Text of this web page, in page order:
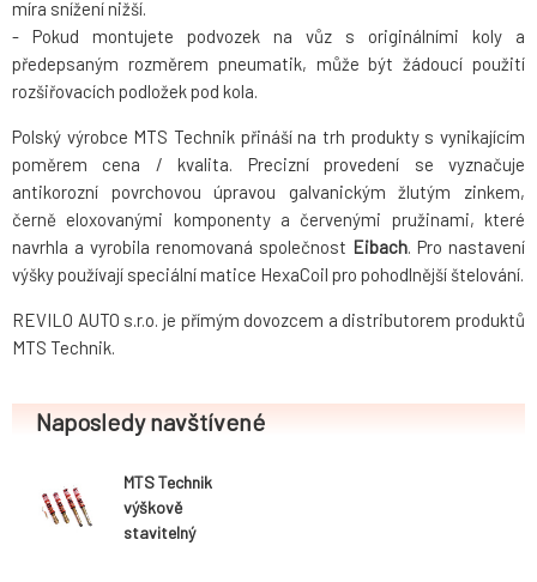
míra snížení nižší.
- Pokud montujete podvozek na vůz s originálními koly a
předepsaným rozměrem pneumatik, může být žádoucí použití
rozšiřovacích podložek pod kola.
Polský výrobce MTS Technik přináší na trh produkty s vynikajícím
poměrem cena / kvalita. Precizní provedení se vyznačuje
antikorozní povrchovou úpravou galvanickým žlutým zinkem,
černě eloxovanými komponenty a červenými pružinami, které
navrhla a vyrobila renomovaná společnost Eibach. Pro nastavení
výšky používají speciální matice HexaCoil pro pohodlnější štelování.
REVILO AUTO s.r.o. je přímým dovozcem a distributorem produktů
MTS Technik.
Naposledy navštívené
MTS Technik
výškově
stavitelný